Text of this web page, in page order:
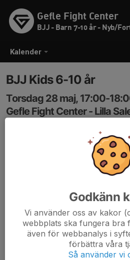
Kalender
Gefle Fight Center
BJJ - Barn 7-10 år - Nyb/
BJJ Kids 6-10 år
Torsdag 28 maj, 17:00-
Gefle Fight Center - Lilla
Godkänn
Vi använder oss av kakor
webbplats ska fungera bra
även för webbanalys i
förbättra våra
Så använder vi